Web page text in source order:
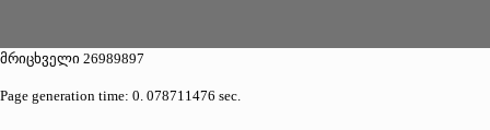
მრიცხველი 26989897
Page generation time: 0. 078711476 sec.